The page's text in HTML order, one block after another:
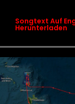
Songtext Auf
Herunterladen